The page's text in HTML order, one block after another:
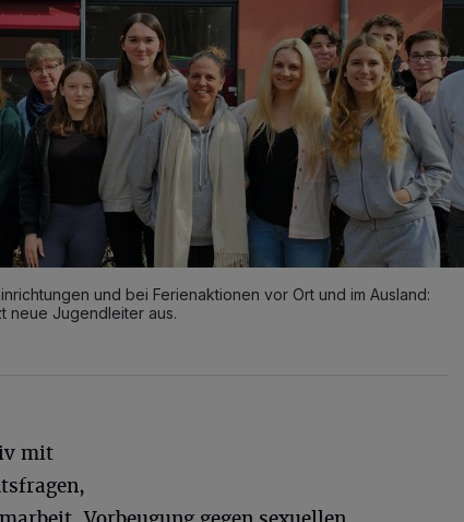
und bei Ferienaktionen vor Ort und im Ausland:
neue Jugendleiter aus.
mit